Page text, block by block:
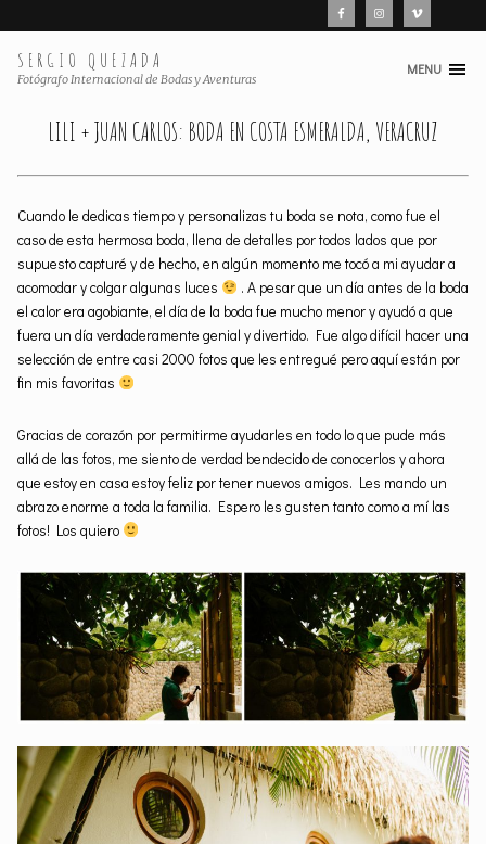
SERGIO QUEZADA
Fotógrafo Internacional de Bodas y Aventuras
Skip
content
MENU
LILI + JUAN CARLOS: BODA EN COSTA ESMERALDA, VERACRUZ
Cuando le dedicas tiempo y personalizas tu boda se nota, como fue el
caso de esta hermosa boda, llena de detalles por todos lados que por
supuesto capturé y de hecho, en algún momento me tocó a mi ayudar a
acomodar y colgar algunas luces
. A pesar que un día antes de la boda
el calor era agobiante, el día de la boda fue mucho menor y ayudó a que
fuera un día verdaderamente genial y divertido. Fue algo difícil hacer una
selección de entre casi 2000 fotos que les entregué pero aquí están por
fin mis favoritas
Gracias de corazón por permitirme ayudarles en todo lo que pude más
allá de las fotos, me siento de verdad bendecido de conocerlos y ahora
que estoy en casa estoy feliz por tener nuevos amigos. Les mando un
abrazo enorme a toda la familia. Espero les gusten tanto como a mí las
fotos! Los quiero